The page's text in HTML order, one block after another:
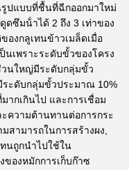
ปแบบที่ชื้นที่ฉีกออกมาใหม่
ซึมน้ําได้ 2 ถึง 3 เท่าของ
งกลูเทนข้าวเมล็ดเมื่อ
นเพราะระดับขั้วของโครง
นใหญ่มีระดับกลุ่มขั้ว
ะดับกลุ่มขั้วประมาณ 10%
กเกินไป และการเชื่อม
ความต้านทานต่อการกระ
ามารถในการสร้างผง,
นถูกนําไปใช้ใน
องหมักการเก็บก๊าซ